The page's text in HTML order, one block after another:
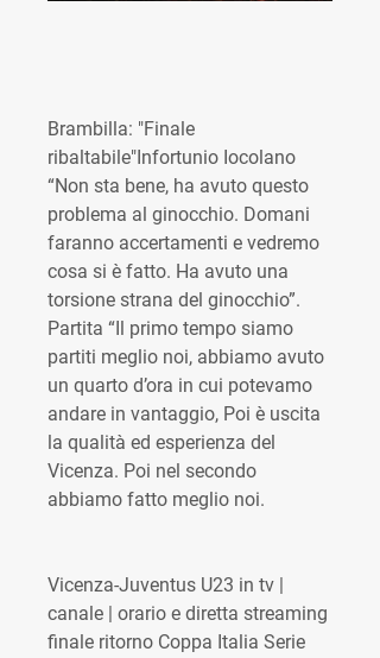
Brambilla: "Finale
ribaltabile"Infortunio Iocolano
“Non sta bene, ha avuto questo
problema al ginocchio. Domani
faranno accertamenti e vedremo
cosa si è fatto. Ha avuto una
torsione strana del ginocchio”.
Partita “Il primo tempo siamo
partiti meglio noi, abbiamo avuto
un quarto d’ora in cui potevamo
andare in vantaggio, Poi è uscita
la qualità ed esperienza del
Vicenza. Poi nel secondo
abbiamo fatto meglio noi.
Vicenza-Juventus U23 in tv |
canale | orario e diretta streaming
finale ritorno Coppa Italia Serie